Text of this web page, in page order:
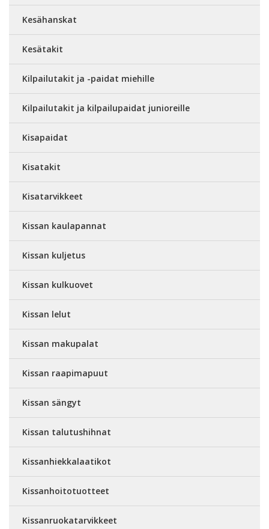
Kesähanskat
Kesätakit
Kilpailutakit ja -paidat miehille
Kilpailutakit ja kilpailupaidat junioreille
Kisapaidat
Kisatakit
Kisatarvikkeet
Kissan kaulapannat
Kissan kuljetus
Kissan kulkuovet
Kissan lelut
Kissan makupalat
Kissan raapimapuut
Kissan sängyt
Kissan talutushihnat
Kissanhiekkalaatikot
Kissanhoitotuotteet
Kissanruokatarvikkeet